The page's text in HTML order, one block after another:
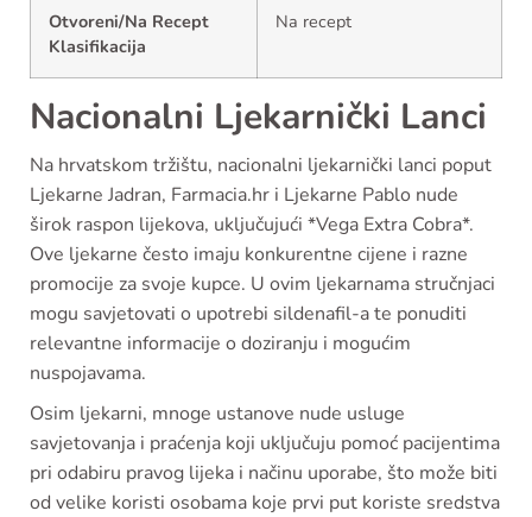
Otvoreni/Na Recept
Klasifikacija
Na recept
Nacionalni Ljekarnički Lanci
Na hrvatskom tržištu, nacionalni ljekarnički lanci poput
Ljekarne Jadran, Farmacia.hr i Ljekarne Pablo nude
širok raspon lijekova, uključujući *Vega Extra Cobra*.
Ove ljekarne često imaju konkurentne cijene i razne
promocije za svoje kupce. U ovim ljekarnama stručnjaci
mogu savjetovati o upotrebi sildenafil-a te ponuditi
relevantne informacije o doziranju i mogućim
nuspojavama.
Osim ljekarni, mnoge ustanove nude usluge
savjetovanja i praćenja koji uključuju pomoć pacijentima
pri odabiru pravog lijeka i načinu uporabe, što može biti
od velike koristi osobama koje prvi put koriste sredstva